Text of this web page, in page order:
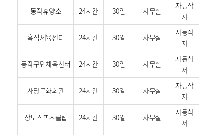
동작휴양소 24시간 30일 사무실
자동삭
제
흑석체육센터 24시간 30일 사무실
자동삭
제
동작구민체육센터 24시간 30일 사무실
자동삭
제
사당문화회관 24시간 30일 사무실
자동삭
제
상도스포츠클럽 24시간 30일 사무실
자동삭
제